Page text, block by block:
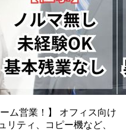
ム営業！】 オフィス向け
リティ、コピー機など、